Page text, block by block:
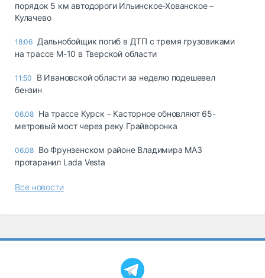
порядок 5 км автодороги Ильинское-Хованское –
Кулачево
18:06 Дальнобойщик погиб в ДТП с тремя грузовиками
на трассе М-10 в Тверской области
11:50
В Ивановской области за неделю подешевел
бензин
06.08 На трассе Курск – Касторное обновляют 65-
метровый мост через реку Грайворонка
06.08 Во Фрунзенском районе Владимира МАЗ
протаранил Lada Vesta
Все новости